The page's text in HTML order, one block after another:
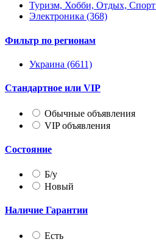
Туризм, Хобби, Отдых, Спорт
Электроника (368)
Фильтр по регионам
Украина (6611)
Стандартное или VIP
Обычные объявления
VIP объявления
Состояние
Б/у
Новый
Наличие Гарантии
Есть